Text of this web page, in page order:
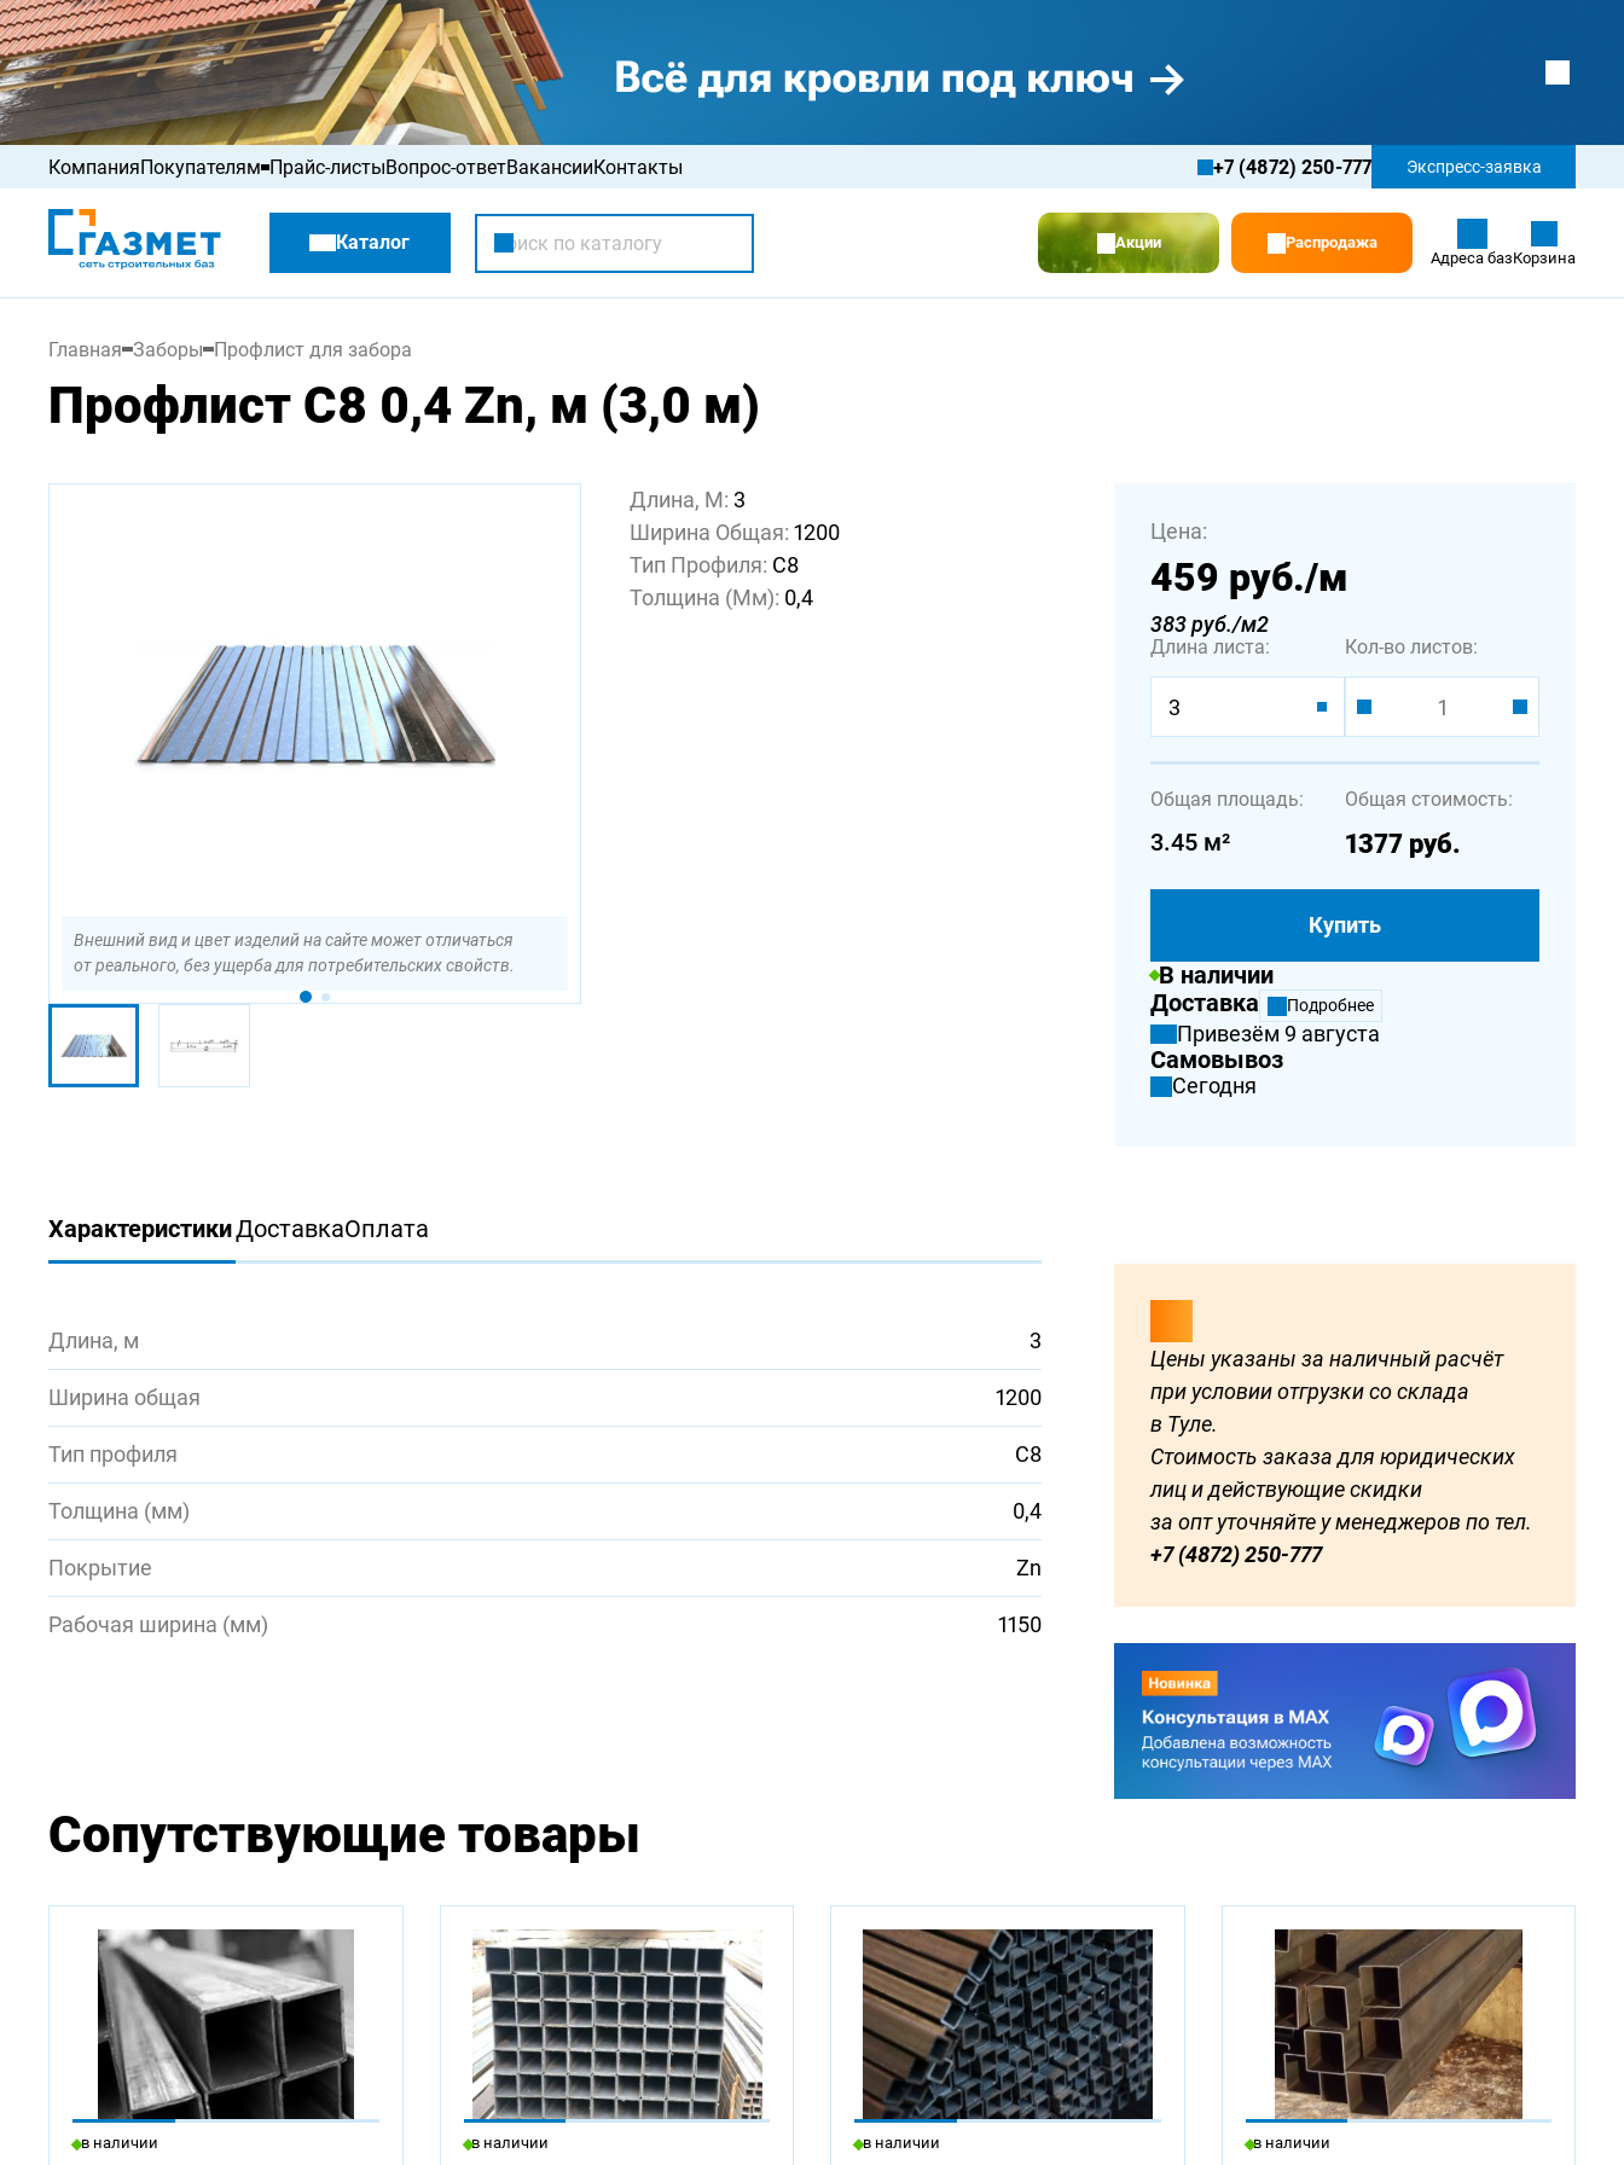
КомпанияПокупателям
Распродажа
Прайс-листыВопрос-ответВакансииКонтакты +7 (4872) 250-777 Экспресс-заявка
Каталог Акции
Распродажа
Адреса базКорзина
Главная Заборы Профлист для забора
Профлист С8 0,4 Zn, м (3,0 м)
Внешний вид и цвет изделий на сайте может отличаться
от реального, без ущерба для потребительских свойств.
Длина, М: 3
Ширина Общая: 1200
Тип Профиля: С8
Толщина (мм): 0,4
Цена:
459 руб./м
383 руб./м2
Длина листа:
3
Кол-во листов:
Общая площадь:
3.45 м²
Общая стоимость:
1377 руб.
Купить
В наличии
Доставка
Подробнее
Привезём 9 августа
Самовывоз
Сегодня
ХарактеристикиДоставкаОплата
Длина, м 3
Ширина общая 1200
Тип профиля С8
Толщина (мм) 0,4
Покрытие Zn
Рабочая ширина (мм) 1150
Цены указаны за наличный расчёт
при условии отгрузки со склада
в Туле.
Стоимость заказа для юридических
лиц и действующие скидки
за опт уточняйте у менеджеров по тел.
+7 (4872) 250-777
В наличии:
2000
Сопутствующие товары
в наличии в наличии в наличии в наличии